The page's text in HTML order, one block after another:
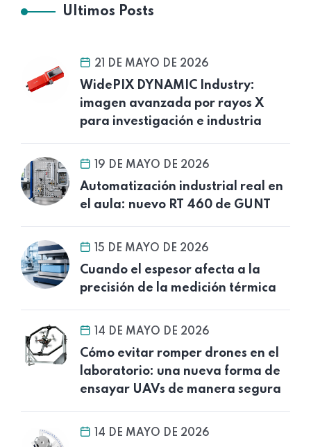
Ultimos Posts
21 DE MAYO DE 2026
WidePIX DYNAMIC Industry:
imagen avanzada por rayos X
para investigación e industria
19 DE MAYO DE 2026
Automatización industrial real en
el aula: nuevo RT 460 de GUNT
15 DE MAYO DE 2026
Cuando el espesor afecta a la
precisión de la medición térmica
14 DE MAYO DE 2026
Cómo evitar romper drones en el
laboratorio: una nueva forma de
ensayar UAVs de manera segura
14 DE MAYO DE 2026